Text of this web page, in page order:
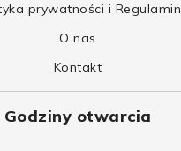
prywatności i Regulamin
O nas
Kontakt
Godziny otwarcia